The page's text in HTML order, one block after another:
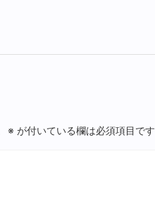
※ が付いている欄は必須項目です